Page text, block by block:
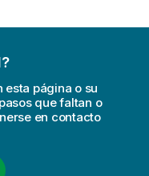
página o su
que faltan o
en contacto